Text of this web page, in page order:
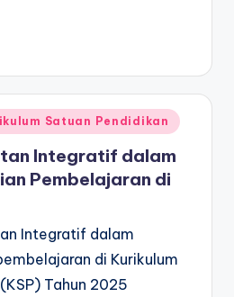
Satuan Pendidikan
Integratif dalam
Pembelajaran di
Integratif dalam
di Kurikulum
Tahun 2025